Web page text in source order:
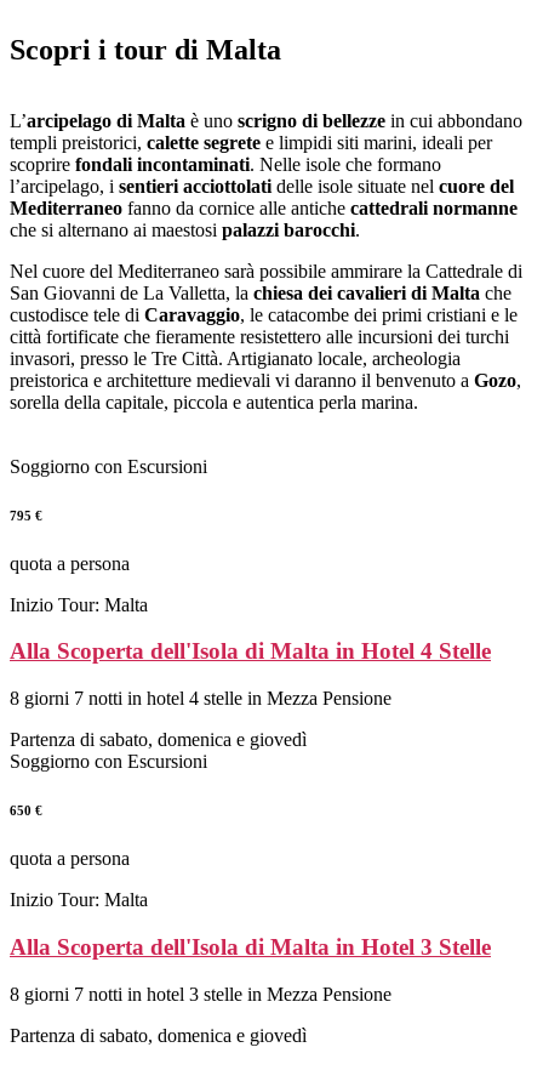
al
contenuto
Scopri i tour di Malta
L’arcipelago di Malta è uno scrigno di bellezze in cui abbondano
templi preistorici, calette segrete e limpidi siti marini, ideali per
scoprire fondali incontaminati. Nelle isole che formano
l’arcipelago, i sentieri acciottolati delle isole situate nel cuore del
Mediterraneo fanno da cornice alle antiche cattedrali normanne
che si alternano ai maestosi palazzi barocchi.
Nel cuore del Mediterraneo sarà possibile ammirare la Cattedrale di
San Giovanni de La Valletta, la chiesa dei cavalieri di Malta che
custodisce tele di Caravaggio, le catacombe dei primi cristiani e le
città fortificate che fieramente resistettero alle incursioni dei turchi
invasori, presso le Tre Città. Artigianato locale, archeologia
preistorica e architetture medievali vi daranno il benvenuto a Gozo,
sorella della capitale, piccola e autentica perla marina.
Soggiorno con Escursioni
795 €
quota a persona
Inizio Tour: Malta
Alla Scoperta dell'Isola di Malta in Hotel 4 Stelle
8 giorni 7 notti in hotel 4 stelle in Mezza Pensione
Partenza di sabato, domenica e giovedì
Soggiorno con Escursioni
650 €
quota a persona
Inizio Tour: Malta
Alla Scoperta dell'Isola di Malta in Hotel 3 Stelle
8 giorni 7 notti in hotel 3 stelle in Mezza Pensione
Partenza di sabato, domenica e giovedì